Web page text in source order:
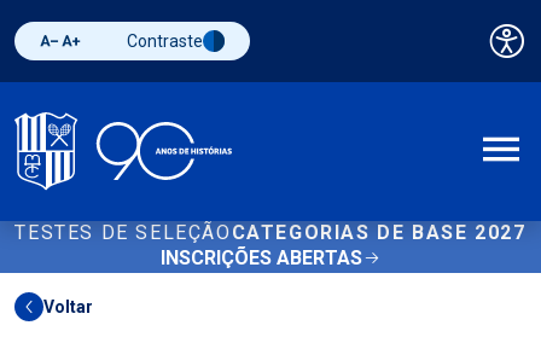
Diminuir fonte
Aumentar fonteAlternar contraste
Contraste
TESTES DE SELEÇÃO CATEGORIAS DE BASE 2027
INSCRIÇÕES ABERTAS
Voltar